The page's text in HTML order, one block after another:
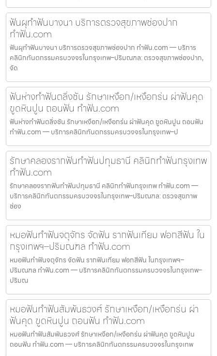
ฟันผุทำฟันบางนา บริการตรวจสุขภาพช่องปาก
ทำฟัน.com
ฟันผุทำฟันบางนา บริการตรวจสุขภาพช่องปาก ทำฟัน.com — บริการ
คลินิกทันตกรรมครบวงจรในกรุงเทพ–ปริมณฑล: ตรวจสุขภาพช่องปาก,
จัด
ฟันห่างทำฟันตลิ่งชัน รักษาเหงือก/เหงือกร่น ผ่าฟันคุด
ขูดหินปูน ถอนฟัน ทำฟัน.com
ฟันห่างทำฟันตลิ่งชัน รักษาเหงือก/เหงือกร่น ผ่าฟันคุด ขูดหินปูน ถอนฟัน
ทำฟัน.com — บริการคลินิกทันตกรรมครบวงจรในกรุงเทพ–ป
รักษาคลองรากฟันทำฟันปทุมธานี คลินิกทำฟันกรุงเทพ
ทำฟัน.com
รักษาคลองรากฟันทำฟันปทุมธานี คลินิกทำฟันกรุงเทพ ทำฟัน.com —
บริการคลินิกทันตกรรมครบวงจรในกรุงเทพ–ปริมณฑล: ตรวจสุขภาพ
ช่อง
หมอฟันทำฟันจตุจักร จัดฟัน รากฟันเทียม ฟอกสีฟัน ใน
กรุงเทพฯ–ปริมณฑล ทำฟัน.com
หมอฟันทำฟันจตุจักร จัดฟัน รากฟันเทียม ฟอกสีฟัน ในกรุงเทพฯ–
ปริมณฑล ทำฟัน.com — บริการคลินิกทันตกรรมครบวงจรในกรุงเทพ–
ปริมณ
หมอฟันทำฟันสัมพันธวงศ์ รักษาเหงือก/เหงือกร่น ผ่า
ฟันคุด ขูดหินปูน ถอนฟัน ทำฟัน.com
หมอฟันทำฟันสัมพันธวงศ์ รักษาเหงือก/เหงือกร่น ผ่าฟันคุด ขูดหินปูน
ถอนฟัน ทำฟัน.com — บริการคลินิกทันตกรรมครบวงจรในกรุงเทพ